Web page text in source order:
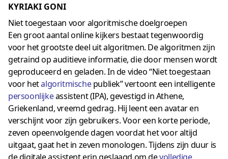
KYRIAKI GONI
Niet toegestaan ​​voor algoritmische doelgroepen
Een groot aantal online kijkers bestaat tegenwoordig
voor het grootste deel uit algoritmen. De algoritmen zijn
getraind op auditieve informatie, die door mensen wordt
geproduceerd en geladen. In de video “Niet toegestaan ​​
voor hetalgoritmischepubliek” vertoont een intelligente
persoonlijkeassistent (IPA), gevestigd in Athene,
Griekenland, vreemd gedrag. Hij leent een avatar en
verschijnt voor zijn gebruikers. Voor een korte periode,
zeven opeenvolgende dagen voordat het voor altijd
uitgaat, gaat het in zeven monologen. Tijdens zijn duur is